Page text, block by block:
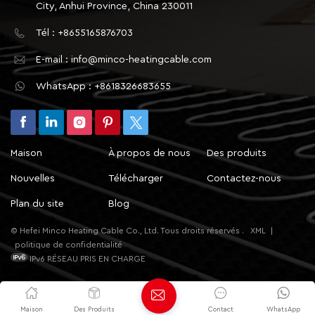
City, Anhui Province, China 230011
Tél : +8655165876703
E-mail : info@minco-heatingcable.com
WhatsApp : +8618326683655
Maison À propos de nous Des produits
Nouvelles Télécharger Contactez-nous
Plan du site Blog
© Hefei Minco Heating Cable Co., Ltd. Tous droits réservés . XML
politique de confidentialité
IPv6 RÉSEAU PRIS EN CHARGE
Maison Des Produits WhatsApp
Contact